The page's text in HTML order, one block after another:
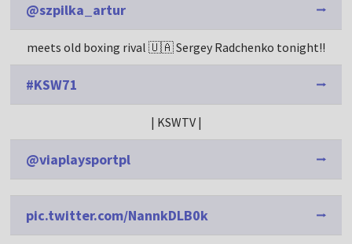
@szpilka_artur
meets old boxing rival 🇺🇦 Sergey Radchenko tonight!!
#KSW71
| KSWTV |
@viaplaysportpl
pic.twitter.com/NannkDLB0k